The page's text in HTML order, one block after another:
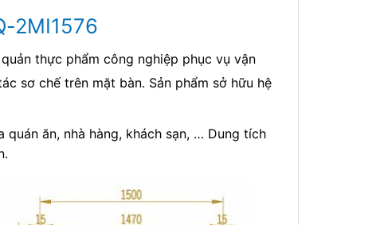
2MI1576
thực phẩm công nghiệp phục vụ vận
sơ chế trên mặt bàn. Sản phẩm sở hữu hệ
ăn, nhà hàng, khách sạn, … Dung tích